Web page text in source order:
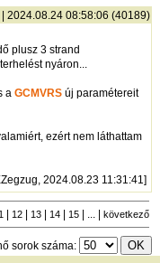
| 2024.08.24 08:58:06 (40189)
plusz 3 strand
nyáron...
aGCMVRS új paramétereit
ezért nem láthattam
2024.08.23 11:31:41]
12 13 14 15 | ... |következő
sorok száma: